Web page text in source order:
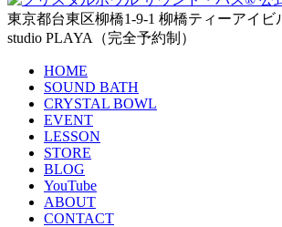
東京都台東区柳橋1-9-1 柳橋ティーアイビ
studio PLAYA（完全予約制）
HOME
SOUND BATH
CRYSTAL BOWL
EVENT
LESSON
STORE
BLOG
YouTube
ABOUT
CONTACT